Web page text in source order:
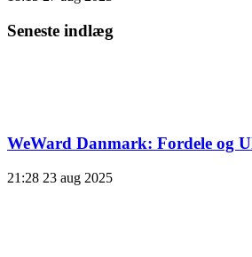
Seneste indlæg
WeWard Danmark: Fordele og
21:28 23 aug 2025